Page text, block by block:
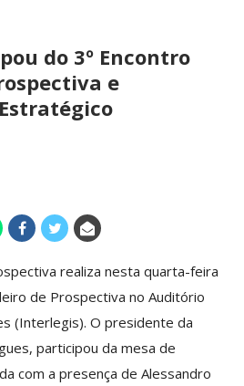
do 3º Encontro
e
realiza nesta quarta-feira
de Prospectiva no Auditório
(Interlegis). O presidente da
participou da mesa de
com a presença de Alessandro